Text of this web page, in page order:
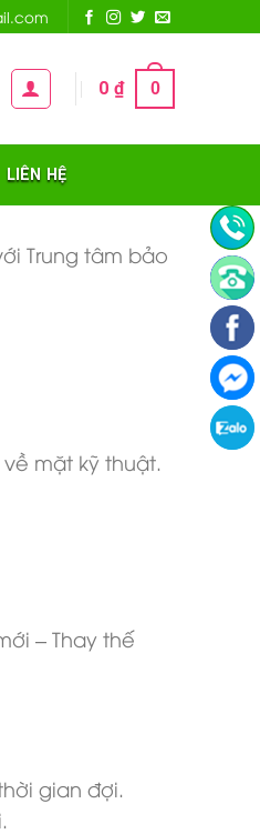
0₫ 0
LIÊN HỆ
Trung tâm bảo
mặt kỹ thuật.
– Thay thế
gian đợi.